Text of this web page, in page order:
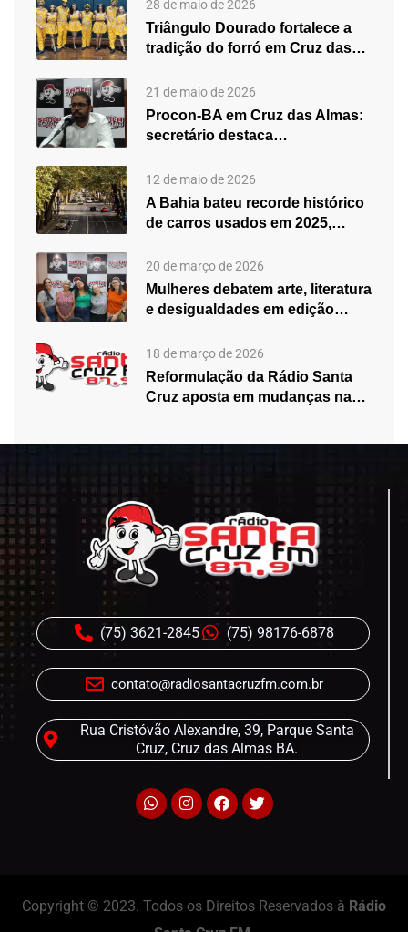
28 de maio de 2026
Triângulo Dourado fortalece a
tradição do forró em Cruz das…
21 de maio de 2026
Procon-BA em Cruz das Almas:
secretário destaca
12 de maio de 2026
A Bahia bateu recorde histórico
de carros usados em 2025,…
20 de março de 2026
Mulheres debatem arte, literatura
e desigualdades em edição
18 de março de 2026
Reformulação da Rádio Santa
Cruz aposta em mudanças na
(75) 3621-2845 (75) 98176-6878
contato@radiosantacruzfm.com.br
Rua Cristóvão Alexandre, 39, Parque Santa
Cruz, Cruz das Almas BA.
Copyright © 2023. Todos os Direitos Reservados à Rádio